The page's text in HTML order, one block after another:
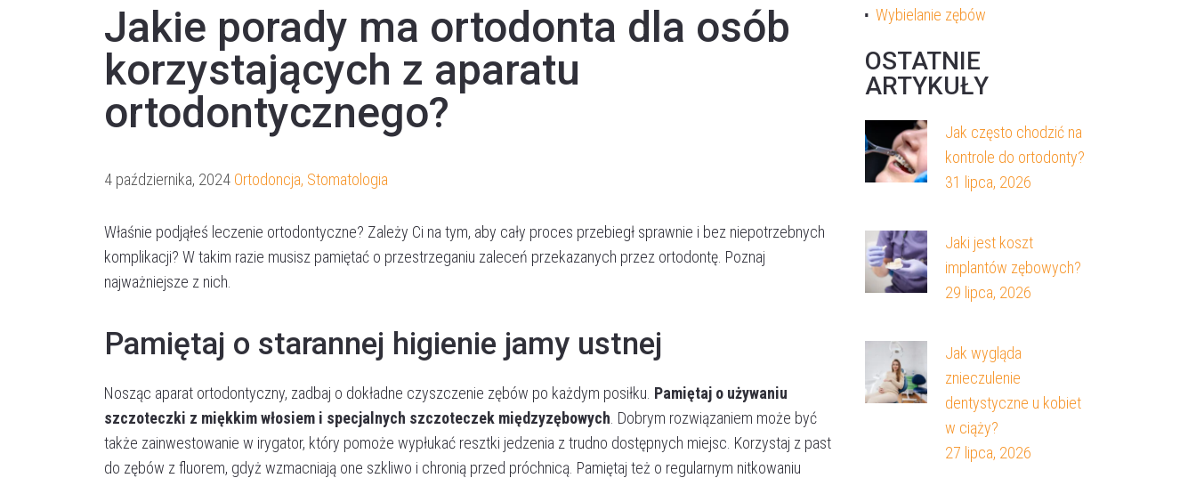
Jakie porady ma ortodonta dla osób
korzystających z aparatu
ortodontycznego?
4 października, 2024 Ortodoncja, Stomatologia
Właśnie podjąłeś leczenie ortodontyczne? Zależy Ci na tym, aby cały proces przebiegł sprawnie i bez niepotrzebnych
komplikacji? W takim razie musisz pamiętać o przestrzeganiu zaleceń przekazanych przez ortodontę. Poznaj
najważniejsze z nich.
Pamiętaj o starannej higienie jamy ustnej
Nosząc aparat ortodontyczny, zadbaj o dokładne czyszczenie zębów po każdym posiłku. Pamiętaj o używaniu
szczoteczki z miękkim włosiem i specjalnych szczoteczek międzyzębowych . Dobrym rozwiązaniem może być
także zainwestowanie w irygator, który pomoże wypłukać resztki jedzenia z trudno dostępnych miejsc. Korzystaj z past
do zębów z fluorem, gdyż wzmacniają one szkliwo i chronią przed próchnicą. Pamiętaj też o regularnym nitkowaniu
Wybielanie zębów
OSTATNIE
ARTYKUŁY
Jak często chodzić na
kontrole do ortodonty?
31 lipca, 2026
Jaki jest koszt
implantów zębowych?
29 lipca, 2026
Jak wygląda
znieczulenie
dentystyczne u kobiet
w ciąży?
27 lipca, 2026